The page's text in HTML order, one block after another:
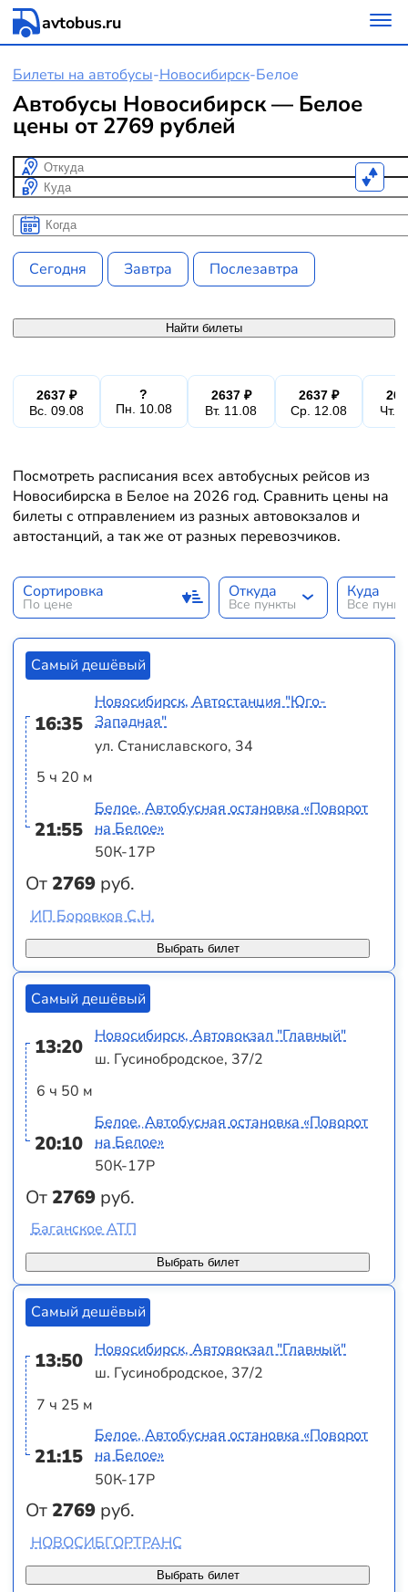
avtobus.ru
Билеты на автобусы-Новосибирск-Белое
Автобусы Новосибирск — Белое
цены от 2769 рублей
Откуда
Куда
Когда
Когда
Сегодня Завтра Послезавтра
Найти билеты
2637 ₽
Вс. 09.08
?
Пн. 10.08
2637 ₽
Вт. 11.08
2637 ₽
Ср. 12.08
Чт.
Посмотреть расписания всех автобусных рейсов из
Новосибирска в Белое на 2026 год. Сравнить цены на
билеты с отправлением из разных автовокзалов и
автостанций, а так же от разных перевозчиков.
Сортировка
По цене
Откуда
Все пункты
Куда
Все
Самый дешёвый
16:35
5 ч 20 м
21:55
От2769 руб.
Новосибирск, Автостанция "Юго-
Западная"
ул. Станиславского, 34
Белое, Автобусная остановка «Поворот
на Белое»
50К-17Р
Выбрать билет
ИП Боровков С.Н.
Самый дешёвый
13:20
6 ч 50 м
20:10
От2769 руб.
Новосибирск, Автовокзал "Главный"
ш. Гусинобродское, 37/2
Белое, Автобусная остановка «Поворот
на Белое»
50К-17Р
Выбрать билет
Баганское АТП
Самый дешёвый
13:50
7 ч 25 м
21:15
От2769 руб.
Новосибирск, Автовокзал "Главный"
ш. Гусинобродское, 37/2
Белое, Автобусная остановка «Поворот
на Белое»
50К-17Р
Выбрать билет
НОВОСИБГОРТРАНС